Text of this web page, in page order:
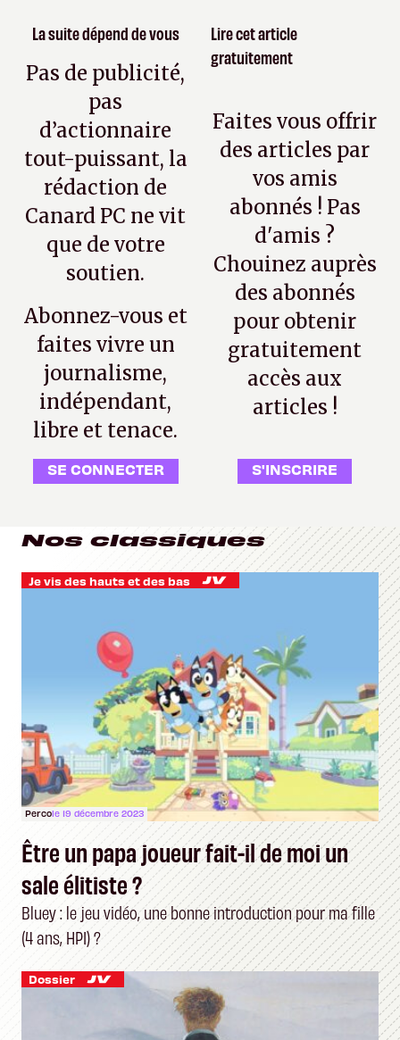
La suite dépend de vous
Pas de publicité,
pas
d’actionnaire
tout-puissant, la
rédaction de
Canard PC ne vit
que de votre
soutien.
Abonnez-vous et
faites vivre un
journalisme,
indépendant,
libre et tenace.
SE CONNECTER
Lire cet article
gratuitement
Faites vous offrir
des articles par
vos amis
abonnés ! Pas
d'amis ?
Chouinez auprès
des abonnés
pour obtenir
gratuitement
accès aux
articles !
S'INSCRIRE
Nos classiques
Je vis des hauts et des bas
Percole 19 décembre 2023
Être un papa joueur fait-il de moi un
sale élitiste ?
Bluey : le jeu vidéo, une bonne introduction pour ma fille
(4 ans, HPI) ?
Dossier